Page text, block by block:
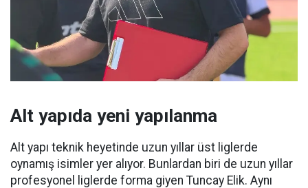
Alt yapıda yeni yapılanma
Alt yapı teknik heyetinde uzun yıllar üst liglerde
oynamış isimler yer alıyor. Bunlardan biri de uzun yıllar
profesyonel liglerde forma giyen Tuncay Elik. Aynı